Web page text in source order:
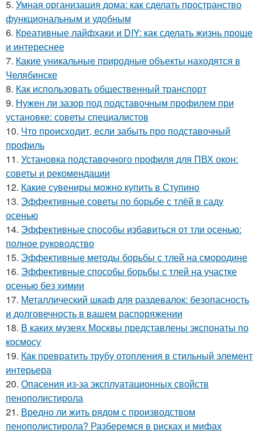
5. Умная организация дома: как сделать пространство
функциональным и удобным
6. Креативные лайфхаки и DIY: как сделать жизнь проще
и интереснее
7. Какие уникальные природные объекты находятся в
Челябинске
8. Как использовать общественный транспорт
9. Нужен ли зазор под подставочным профилем при
установке: советы специалистов
10. Что происходит, если забыть про подставочный
профиль
11. Установка подставочного профиля для ПВХ окон:
советы и рекомендации
12. Какие сувениры можно купить в Ступино
13. Эффективные советы по борьбе с тлёй в саду
осенью
14. Эффективные способы избавиться от тли осенью:
полное руководство
15. Эффективные методы борьбы с тлей на смородине
16. Эффективные способы борьбы с тлей на участке
осенью без химии
17. Металлический шкаф для раздевалок: безопасность
и долговечность в вашем распоряжении
18. В каких музеях Москвы представлены экспонаты по
космосу
19. Как превратить трубу отопления в стильный элемент
интерьера
20. Опасения из-за эксплуатационных свойств
пенополистирола
21. Вредно ли жить рядом с производством
пенополистирола? Разберемся в рисках и мифах